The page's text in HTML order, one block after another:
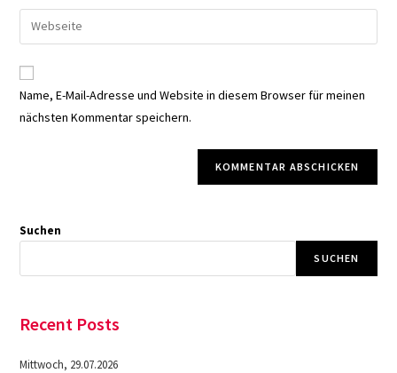
zum
Kommentieren
ein
E-
Mail-
zum
Kommentieren
ein
Gib
deine
Website-
URL
Name, E-Mail-Adresse und Website in diesem Browser für meinen
nächsten Kommentar speichern.
Suchen
SUCHEN
Recent Posts
Mittwoch, 29.07.2026